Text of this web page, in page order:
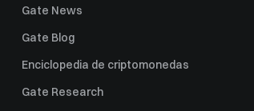
Gate News
Gate Blog
Enciclopedia de criptomonedas
Gate Research